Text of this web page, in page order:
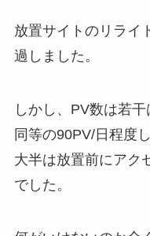
放置サイトのリライ
過しました。
しかし、PV数は若
同等の90PV/日程度
大半は放置前にアク
でした。